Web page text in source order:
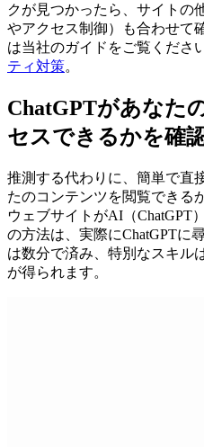
クが見つかったら、サイトの
やアクセス制御）も合わせて
は当社のガイドをご覧くださ
ティ対策。
ChatGPTがあなた
セスできるかを確
推測する代わりに、簡単で直
たのコンテンツを閲覧できる
ウェブサイトがAI（ChatGPT
の方法は、実際にChatGPTに
は数分で済み、特別なスキル
が得られます。